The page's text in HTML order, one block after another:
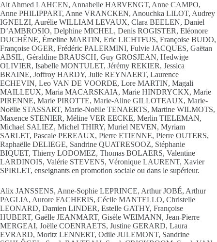
Ait Ahmed LAHCEN, Annabelle HARVENGT, Anne CAMPO,
Anne PHILIPPART, Anne VRANCKEN, Anouchka LILOT, Audrey
IGNELZI, Aurélie WILLIAM LEVAUX, Clara BEELEN, Daniel
D’AMBROSIO, Delphine MICHEL, Denis ROGISTER, Eléonore
DUCHÊNE, Émeline MARTIN, Eric LICHTFUS, Françoise BUDO,
Françoise OGER, Frédéric PALERMINI, Fulvie JACQUES, Gaëtan
ABSIL, Géraldine BRAUSCH, Guy GROSJEAN, Hedwige
OLIVIER, Isabelle MONTULET, Jérémy REKIER, Jessica
BRAINE, Joffroy HARDY, Julie REYNAERT, Laurence
ECHEVIN, Leo VAN DE VOORDE, Lore MARTIN, Magali
MAILLEUX, Maria MACARSKAIA, Marie HINDRYCKX, Marie
PIRENNE, Marie PIROTTE, Marie-Aline GILLOTEAUX, Marie-
Noëlle STASSART, Marie-Noëlle TENAERTS, Martine WILMOTS,
Maxence STENIER, Méline VER EECKE, Merlin TIELEMAN,
Michael SALIEZ, Michel THIRY, Muriel NEVEN, Myriam
SARLET, Pascale PEREAUX, Pierre ETIENNE, Pierre OUTERS,
Raphaëlle DELIEGE, Sandrine QUATRESOOZ, Stéphanie
BIQUET, Thierry LODOMEZ, Thomas BOLAERS, Valentine
LARDINOIS, Valérie STEVENS, Véronique LAURENT, Xavier
SPIRLET, enseignants en promotion sociale ou dans le supérieur.
Alix JANSSENS, Anne-Sophie LEPRINCE, Arthur JOBÉ, Arthur
PAGLIA, Aurore FACHERIS, Cécile MANTELLO, Christelle
LEONARD, Damien LINDER, Estelle GATHY, Françoise
HUBERT, Gaëlle JEANMART, Gisèle WEIMANN, Jean-Pierre
MERGEAI, Joëlle COENRAETS, Justine GERARD, Laura
EVRARD, Moritz LENNERT, Odile JULEMONT, Sandrine